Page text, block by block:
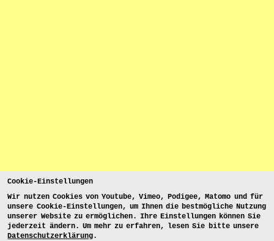
Cookie-Einstellungen
Wir nutzen Cookies von Youtube, Vimeo, Podigee, Matomo und für
unsere Cookie-Einstellungen, um Ihnen die bestmögliche Nutzung
unserer Website zu ermöglichen. Ihre Einstellungen können Sie
jederzeit ändern. Um mehr zu erfahren, lesen Sie bitte unsere
Datenschutzerklärung.